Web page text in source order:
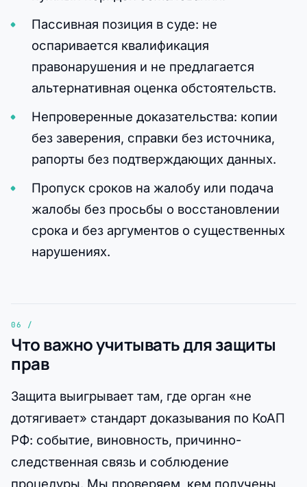
Пассивная позиция в суде: не
оспаривается квалификация
правонарушения и не предлагается
альтернативная оценка обстоятельств.
Непроверенные доказательства: копии
без заверения, справки без источника,
рапорты без подтверждающих данных.
Пропуск сроков на жалобу или подача
жалобы без просьбы о восстановлении
срока и без аргументов о существенных
нарушениях.
Что важно учитывать для защиты
прав
Защита выигрывает там, где орган «не
дотягивает» стандарт доказывания по КоАП
РФ: событие, виновность, причинно-
следственная связь и соблюдение
процедуры. Мы проверяем, кем получены